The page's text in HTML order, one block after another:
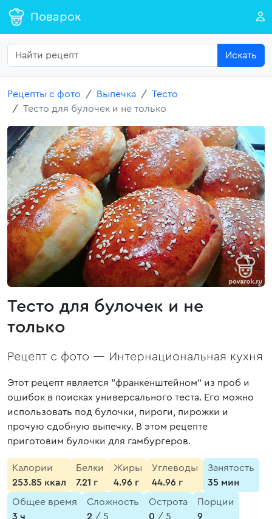
Поварок
Искать
Рецепты с фото Выпечка
Тесто
Тесто для булочек и не только
Тесто для булочек и не
только
Рецепт с фото — Интернациональная кухня
Этот рецепт является "франкенштейном" из проб и
ошибок в поисках универсального теста. Его можно
использовать под булочки, пироги, пирожки и
прочую сдобную выпечку. В этом рецепте
приготовим булочки для гамбургеров.
Калории
253.85 ккал
Белки
7.21 г
Жиры
4.96 г
Углеводы
44.96 г
Занятость
35 мин
Общее время
3 ч
Сложность
2 / 5
Острота
0 / 5
Порции
9